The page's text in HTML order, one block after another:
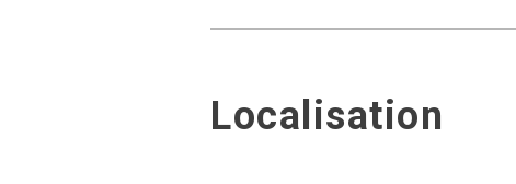
Localisation